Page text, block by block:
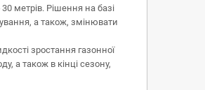
метрів. Рішення на базі
а також, змінювати
зростання газонної
а також в кінці сезону,